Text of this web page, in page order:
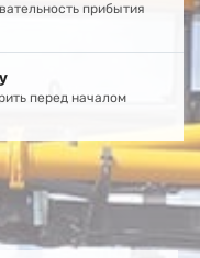
прибытия
перед началом